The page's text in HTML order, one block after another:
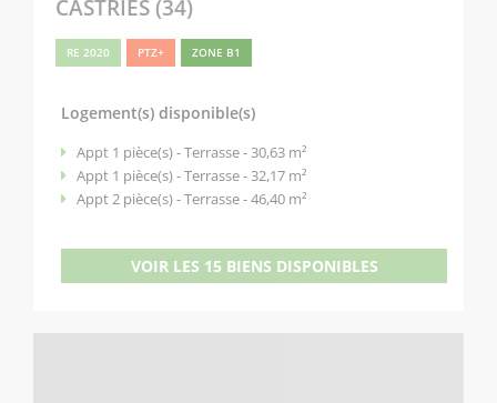
CASTRIES (34)
RE 2020 PTZ+ ZONE B1
Logement(s) disponible(s)
Appt 1 pièce(s) - Terrasse - 30,63 m²
Appt 1 pièce(s) - Terrasse - 32,17 m²
Appt 2 pièce(s) - Terrasse - 46,40 m²
VOIR LES 15 BIENS DISPONIBLES